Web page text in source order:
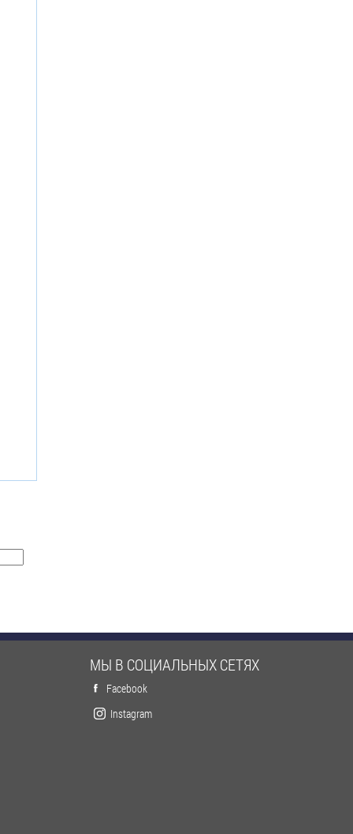
МЫ В СОЦИАЛЬНЫХ СЕТЯХ
Facebook
Instagram